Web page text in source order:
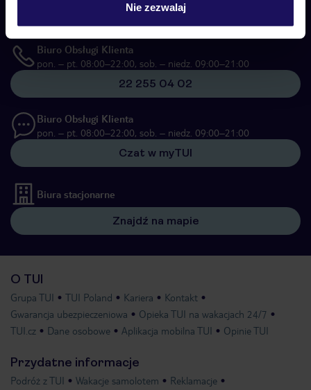
Nie zezwalaj
22 270 31 20
Biuro Obsługi Klienta
pon. – pt. 08:00–22:00, sob. – niedz. 09:00–21:00
22 255 04 02
Biuro Obsługi Klienta
pon. – pt. 08:00–22:00, sob. – niedz. 09:00–21:00
Czat w myTUI
Biura stacjonarne
Znajdź na mapie
O TUI
Grupa TUI TUI Poland Kariera
Kontakt
Gwarancja ubezpieczeniowa
Opieka TUI na wakacjach 24/7
TUI.cz
Dane osobowe Aplikacja mobilna TUI Opinie TUI
Przydatne informacje
Podróż z TUI Wakacje samolotem
Reklamacje